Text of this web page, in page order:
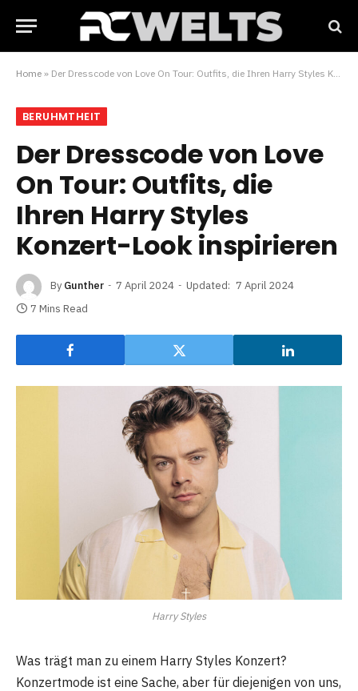
Home » Der Dresscode von Love On Tour: Outfits, die Ihren Harry Styles Konzert-Look inspirieren
BERUHMTHEIT
Der Dresscode von Love
On Tour: Outfits, die
Ihren Harry Styles
Konzert-Look inspirieren
By Gunther 7 April 2024 Updated: 7 April 2024
7 Mins Read
Harry Styles
Was trägt man zu einem Harry Styles Konzert?
Konzertmode ist eine Sache, aber für diejenigen von uns,